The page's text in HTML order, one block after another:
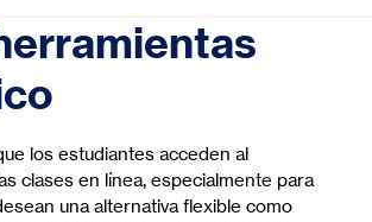
los estudiantes acceden al
clases en línea, especialmente para
una alternativa flexible como